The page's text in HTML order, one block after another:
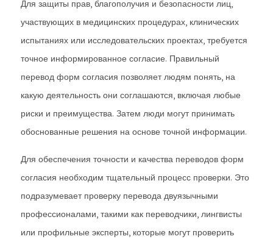
Для защиты прав, благополучия и безопасности лиц,
участвующих в медицинских процедурах, клинических
испытаниях или исследовательских проектах, требуется
точное информированное согласие. Правильный
перевод форм согласия позволяет людям понять, на
какую деятельность они соглашаются, включая любые
риски и преимущества. Затем люди могут принимать
обоснованные решения на основе точной информации.
Для обеспечения точности и качества переводов форм
согласия необходим тщательный процесс проверки. Это
подразумевает проверку перевода двуязычными
профессионалами, такими как переводчики, лингвисты
или профильные эксперты, которые могут проверить